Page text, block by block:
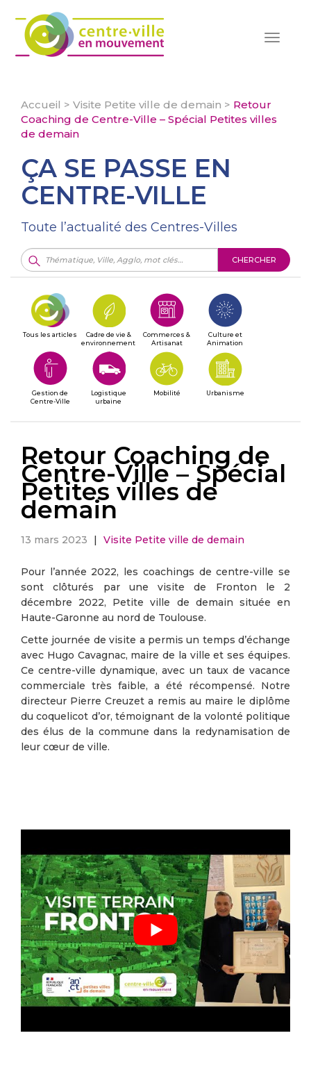
Toggle
Accueil > Visite Petite ville de demain > Retour
Coaching de Centre-Ville – Spécial Petites villes
de demain
ÇA SE PASSE EN
CENTRE-VILLE
Toute l’actualité des Centres-Villes
CHERCHER
Tous les articles
Cadre de vie &
environnement
Commerces &
Artisanat
Culture et
Animation
Gestion de
Centre-Ville
Logistique
urbaine
Mobilité Urbanisme
Retour Coaching de
Centre-Ville – Spécial
Petites villes de
demain
13 mars 2023 | Visite Petite ville de demain
Pour l’année 2022, les coachings de centre-ville se
sont clôturés par une visite de Fronton le 2
décembre 2022, Petite ville de demain située en
Haute-Garonne au nord de Toulouse.
Cette journée de visite a permis un temps d’échange
avec Hugo Cavagnac, maire de la ville et ses équipes.
Ce centre-ville dynamique, avec un taux de vacance
commerciale très faible, a été récompensé. Notre
directeur Pierre Creuzet a remis au maire le diplôme
du coquelicot d’or, témoignant de la volonté politique
des élus de la commune dans la redynamisation de
leur cœur de ville.